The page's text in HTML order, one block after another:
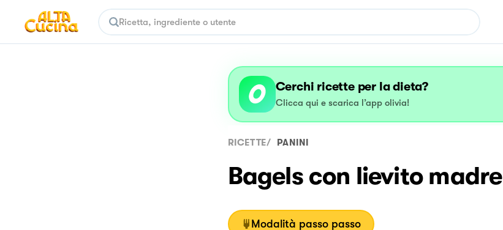
Cerchi ricette per la dieta?
Clicca qui e scarica l’app olivia!
RICETTE/ PANINI
Bagels con lievito madre
Modalità passo passo